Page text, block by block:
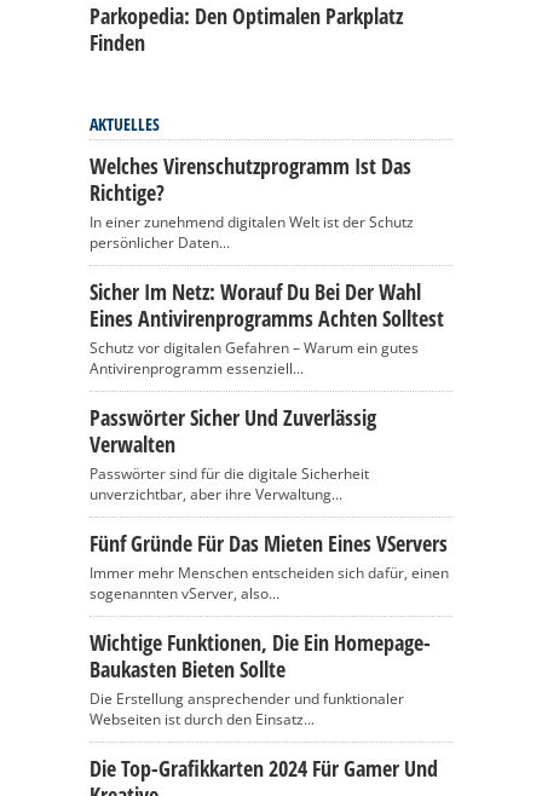
Parkopedia: Den Optimalen Parkplatz
Finden
AKTUELLES
Welches Virenschutzprogramm Ist Das
Richtige?
In einer zunehmend digitalen Welt ist der Schutz
persönlicher Daten...
Sicher Im Netz: Worauf Du Bei Der Wahl
Eines Antivirenprogramms Achten Solltest
Schutz vor digitalen Gefahren – Warum ein gutes
Antivirenprogramm essenziell...
Passwörter Sicher Und Zuverlässig
Verwalten
Passwörter sind für die digitale Sicherheit
unverzichtbar, aber ihre Verwaltung...
Fünf Gründe Für Das Mieten Eines VServers
Immer mehr Menschen entscheiden sich dafür, einen
sogenannten vServer, also...
Wichtige Funktionen, Die Ein Homepage-
Baukasten Bieten Sollte
Die Erstellung ansprechender und funktionaler
Webseiten ist durch den Einsatz...
Die Top-Grafikkarten 2024 Für Gamer Und